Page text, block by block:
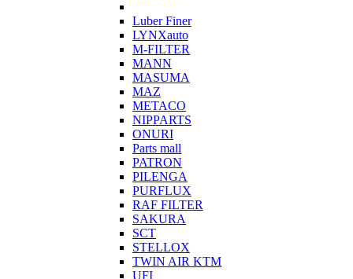
Luber Finer
LYNXauto
M-FILTER
MANN
MASUMA
MAZ
METACO
NIPPARTS
ONURI
Parts mall
PATRON
PILENGA
PURFLUX
RAF FILTER
SAKURA
SCT
STELLOX
TWIN AIR KTM
UFI